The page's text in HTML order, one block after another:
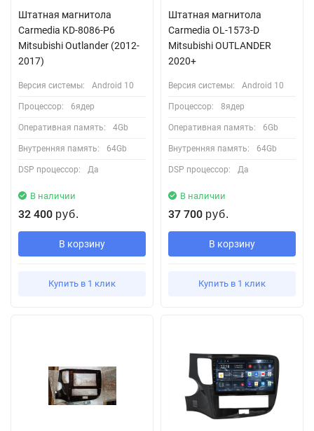
Штатная магнитола
Carmedia KD-8086-P6
Mitsubishi Outlander (2012-
2017)
Версия системы: Android 10
Процессор: 6ядер
Оперативная память: 4Gb
Внутренняя память: 64Gb
DSP процессор: Да
В наличии
32 400 руб.
В корзину
Купить в 1 клик
Штатная магнитола
Carmedia OL-1573-D
Mitsubishi OUTLANDER
2020+
Версия системы: Android 10
Процессор: 8ядер
Оперативная память: 6Gb
Внутренняя память: 64Gb
DSP процессор: Да
В наличии
37 700 руб.
В корзину
Купить в 1 клик